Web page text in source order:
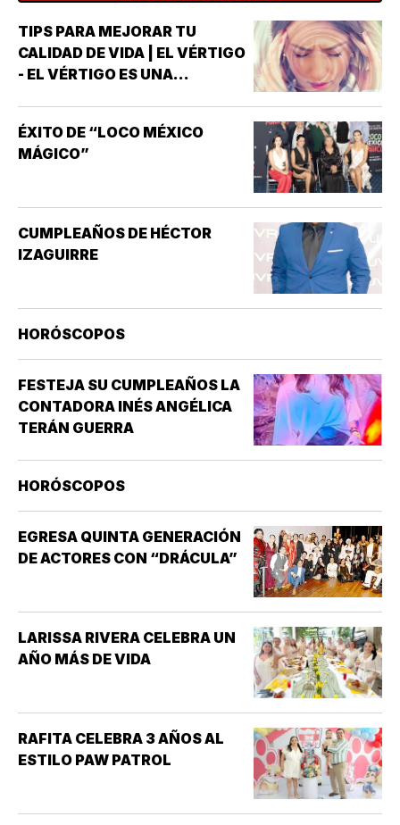
TIPS PARA MEJORAR TU
CALIDAD DE VIDA | EL VÉRTIGO
- EL VÉRTIGO ES UNA
MISMO O EL ENTORNO ESTÁN
GIRANDO O MOVIÉNDOSE *NO
SENSACIONES DE
ATURDIMIENTO…
ÉXITO DE “LOCO MÉXICO
MÁGICO”
CUMPLEAÑOS DE HÉCTOR
IZAGUIRRE
HORÓSCOPOS
FESTEJA SU CUMPLEAÑOS LA
CONTADORA INÉS ANGÉLICA
TERÁN GUERRA
HORÓSCOPOS
EGRESA QUINTA GENERACIÓN
DE ACTORES CON “DRÁCULA”
LARISSA RIVERA CELEBRA UN
AÑO MÁS DE VIDA
RAFITA CELEBRA 3 AÑOS AL
ESTILO PAW PATROL